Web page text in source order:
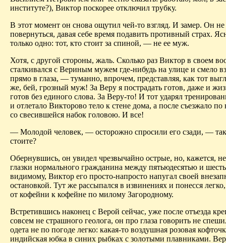
институте?), Виктор поскорее отключил трубку.
В этот момент он снова ощутил чей-то взгляд. И замер. Он
повернуться, давая себе время подавить противный страх.
только одно: тот, кто стоит за спиной, — не ее муж.
Хотя, с другой стороны, жаль. Сколько раз Виктор в своем
сталкивался с Вериным мужем где-нибудь на улице и смело
прямо в глаза, — туманно, впрочем, представляя, как тот
же, бей, грозный муж! За Веру я пострадать готов, даже и
готов без единого слова. За Веру-то! И тот ударял
и отлетало Викторово тело к стене дома, а после съезжало по
со свесившейся набок головою. И все!
— Молодой человек, — осторожно спросили его сзади, —
стоите?
Обернувшись, он увидел чрезвычайно острые, но, кажется,
глазки нормального гражданина между пятьюдесятью и
видимому, Виктор его просто-напросто напугал своей
остановкой. Тут же рассыпался в извинениях и понесся
от кофейни к кофейне по милому Загородному.
Встретившись наконец с Верой сейчас, уже после отъезда
совсем не страшного геолога, он про глаза говорить не
одета не по погоде легко: какая-то воздушная розовая
индийская юбка в синих рыбках с золотыми плавниками.